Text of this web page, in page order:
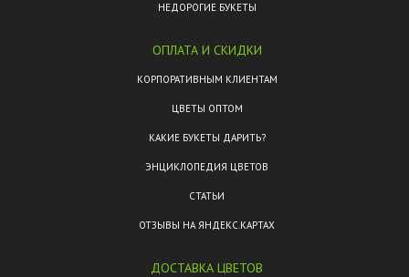
НЕДОРОГИЕ БУКЕТЫ
ОПЛАТА И СКИДКИ
КОРПОРАТИВНЫМ КЛИЕНТАМ
ЦВЕТЫ ОПТОМ
КАКИЕ БУКЕТЫ ДАРИТЬ?
ЭНЦИКЛОПЕДИЯ ЦВЕТОВ
СТАТЬИ
ОТЗЫВЫ НА ЯНДЕКС.КАРТАХ
ДОСТАВКА ЦВЕТОВ